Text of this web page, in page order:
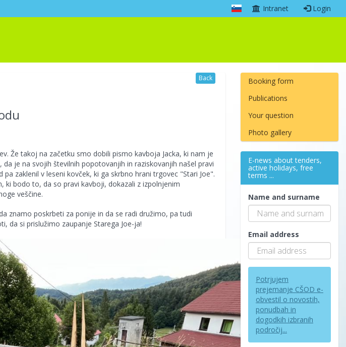
Intranet Login
Back
Že takoj na začetku smo dobili pismo kavboja Jacka, ki nam je
je na svojih številnih popotovanjih in raziskovanjih našel pravi
zaklenil v leseni kovček, ki ga skrbno hrani trgovec "Stari Joe".
ki bodo to, da so pravi kavboji, dokazali z izpolnjenim
veščine.
znamo poskrbeti za ponije in da se radi družimo, pa tudi
da si prislužimo zaupanje Starega Joe-ja!
Booking form
Publications
Your question
Photo gallery
E-news about tenders,
active holidays, free
terms ...
Name and surname
Email address
Potrjujem
prejemanje CŠOD e-
obvestil o novostih,
ponudbah in
dogodkih izbranih
področij...